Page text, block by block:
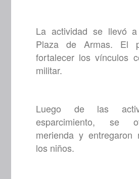
La actividad se llevó
Plaza de Armas. El
fortalecer los vínculos
militar.
Luego de las
esparcimiento, se
merienda y entregaron
los niños.